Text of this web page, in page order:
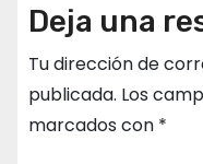
Deja una
Tu dirección de
publicada. Los
marcados con *